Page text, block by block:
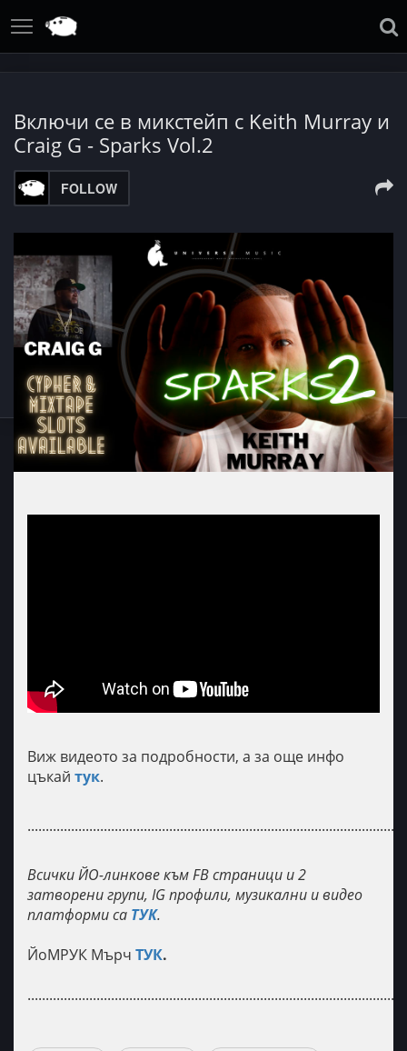
Включи се в микстейп с Keith Murray и
Craig G - Sparks Vol.2
FOLLOW
Виж видеото за подробности, а за още инфо
цъкай тук.
Всички ЙО-линкове към FB страници и 2
затворени групи, IG профили, музикални и видео
платформи са ТУК.
ЙоМРУК Мърч ТУК.